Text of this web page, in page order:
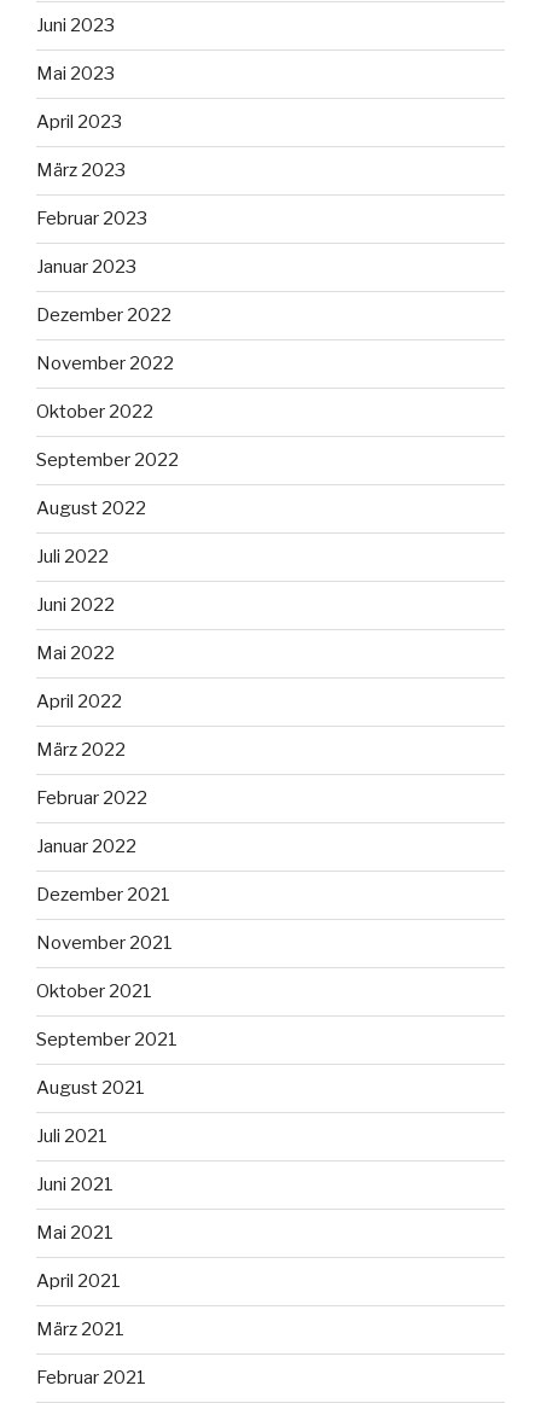
Juni 2023
Mai 2023
April 2023
März 2023
Februar 2023
Januar 2023
Dezember 2022
November 2022
Oktober 2022
September 2022
August 2022
Juli 2022
Juni 2022
Mai 2022
April 2022
März 2022
Februar 2022
Januar 2022
Dezember 2021
November 2021
Oktober 2021
September 2021
August 2021
Juli 2021
Juni 2021
Mai 2021
April 2021
März 2021
Februar 2021